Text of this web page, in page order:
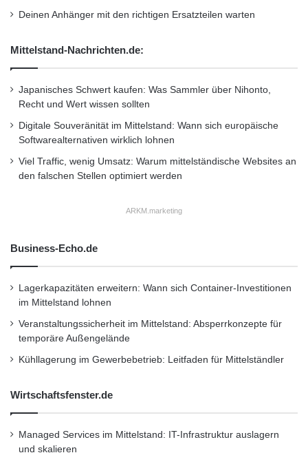
Ausstattungsdetails (auch Klimaanlage) und
Aufhängung an der Vorderachse. Die wurde
Insignia OPC entwickelt. Damit sind Fahrspaß
und ein Höchstmaß an Traktion garantiert.
einen Aufpreis von 3.600 Euro gegenüber der
Klimatisierungsautomatik, edle Morrocana-
Sitzbezüge mit kontrastierenden Nähten, 18
Zoll-Aluräder, Premium Stoffdach mit
und Regensensor.
Die beiden Vordersitze können mit elektrischer
lassen sich dann einfach durch Betätigen der
Rückenlehnenentriegelung aus der
Verankerung lösen, gleiten automatisch nach
Deinen Anhänger mit den richtigen Ersatzteilen warten
Mittelstand-Nachrichten.de:
Japanisches Schwert kaufen: Was Sammler über Nihonto,
Recht und Wert wissen sollten
Digitale Souveränität im Mittelstand: Wann sich europäische
Softwarealternativen wirklich lohnen
Viel Traffic, wenig Umsatz: Warum mittelständische Websites an
den falschen Stellen optimiert werden
ARKM.marketing
Business-Echo.de
Lagerkapazitäten erweitern: Wann sich Container-Investitionen
im Mittelstand lohnen
Veranstaltungssicherheit im Mittelstand: Absperrkonzepte für
temporäre Außengelände
Kühllagerung im Gewerbebetrieb: Leitfaden für Mittelständler
Wirtschaftsfenster.de
Managed Services im Mittelstand: IT-Infrastruktur auslagern
und skalieren